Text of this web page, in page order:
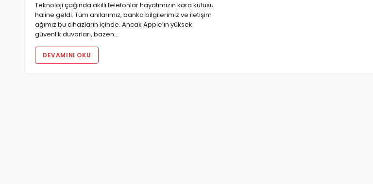
Teknoloji çağında akıllı telefonlar hayatımızın kara kutusu
haline geldi. Tüm anılarımız, banka bilgilerimiz ve iletişim
ağımız bu cihazların içinde. Ancak Apple’ın yüksek
güvenlik duvarları, bazen…
DEVAMINI OKU